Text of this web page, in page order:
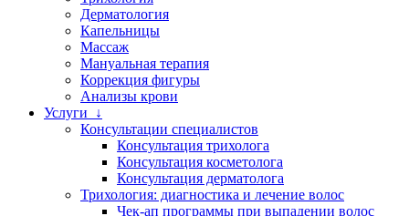
Дерматология
Капельницы
Массаж
Мануальная терапия
Коррекция фигуры
Анализы крови
Услуги ↓
Консультации специалистов
Консультация трихолога
Консультация косметолога
Консультация дерматолога
Трихология: диагностика и лечение волос
Чек-ап программы при выпадении волос